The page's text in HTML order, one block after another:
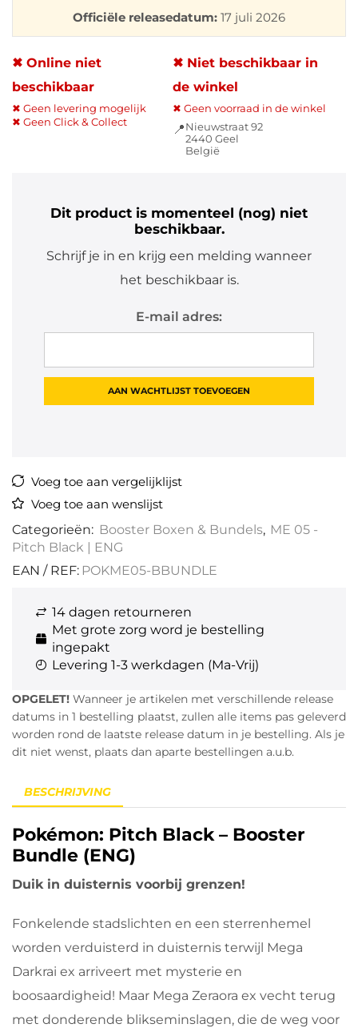
Officiële releasedatum: 17 juli 2026
✖ Online niet
beschikbaar
✖ Geen levering mogelijk
✖ Geen Click & Collect
✖ Niet beschikbaar in
de winkel
✖ Geen voorraad in de winkel
📍Nieuwstraat 92
2440 Geel
België
Dit product is momenteel (nog) niet
beschikbaar.
Schrijf je in en krijg een melding wanneer
het beschikbaar is.
E-mail adres:
Voeg toe aan vergelijklijst
Voeg toe aan wenslijst
Categorieën: Booster Boxen & Bundels, ME 05 -
Pitch Black | ENG
EAN / REF: POKME05-BBUNDLE
14 dagen retourneren
Met grote zorg word je bestelling
ingepakt
Levering 1-3 werkdagen (Ma-Vrij)
OPGELET! Wanneer je artikelen met verschillende release
datums in 1 bestelling plaatst, zullen alle items pas geleverd
worden rond de laatste release datum in je bestelling. Als je
dit niet wenst, plaats dan aparte bestellingen a.u.b.
BESCHRIJVING
Pokémon: Pitch Black – Booster
Bundle (ENG)
Duik in duisternis voorbij grenzen!
Fonkelende stadslichten en een sterrenhemel
worden verduisterd in duisternis terwijl Mega
Darkrai ex arriveert met mysterie en
boosaardigheid! Maar Mega Zeraora ex vecht terug
met donderende blikseminslagen, die de weg voor